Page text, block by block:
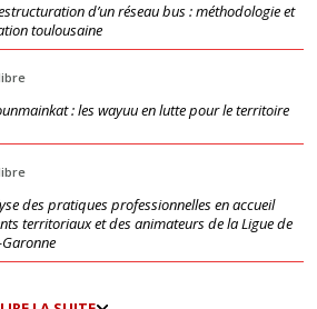
d’un réseau bus : méthodologie et
toulousaine
: les wayuu en lutte pour le territoire
des pratiques professionnelles en accueil
territoriaux et des animateurs de la Ligue de